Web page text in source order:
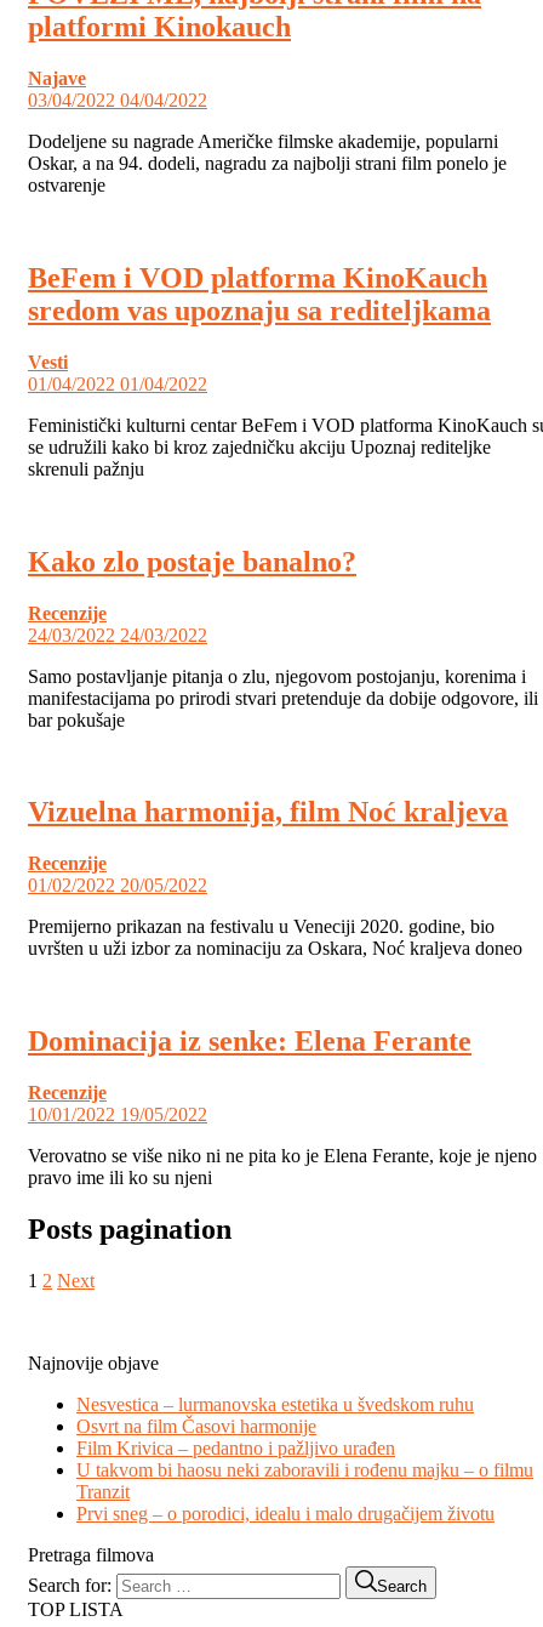
platformi Kinokauch
Najave
03/04/2022 04/04/2022
Dodeljene su nagrade Američke filmske akademije, popularni
Oskar, a na 94. dodeli, nagradu za najbolji strani film ponelo je
ostvarenje
BeFem i VOD platforma KinoKauch
sredom vas upoznaju sa rediteljkama
Vesti
01/04/2022 01/04/2022
Feministički kulturni centar BeFem i VOD platforma KinoKauch
se udružili kako bi kroz zajedničku akciju Upoznaj rediteljke
skrenuli pažnju
Kako zlo postaje banalno?
Recenzije
24/03/2022 24/03/2022
Samo postavljanje pitanja o zlu, njegovom postojanju, korenima i
manifestacijama po prirodi stvari pretenduje da dobije odgovore, ili
bar pokušaje
Vizuelna harmonija, film Noć kraljeva
Recenzije
01/02/2022 20/05/2022
Premijerno prikazan na festivalu u Veneciji 2020. godine, bio
uvršten u uži izbor za nominaciju za Oskara, Noć kraljeva doneo
Dominacija iz senke: Elena Ferante
Recenzije
10/01/2022 19/05/2022
Verovatno se više niko ni ne pita ko je Elena Ferante, koje je njeno
pravo ime ili ko su njeni
Posts pagination
1 2 Next
Najnovije objave
Nesvestica – lurmanovska estetika u švedskom ruhu
Osvrt na film Časovi harmonije
Film Krivica – pedantno i pažljivo urađen
U takvom bi haosu neki zaboravili i rođenu majku – o filmu
Tranzit
Prvi sneg – o porodici, idealu i malo drugačijem životu
Pretraga filmova
Search for:
Search
TOP LISTA